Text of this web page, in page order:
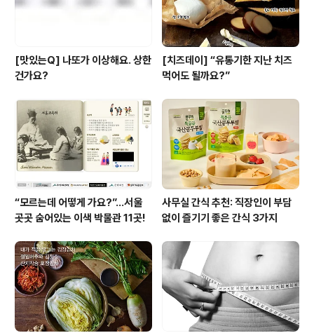
[맛있는Q] 나또가 이상해요. 상한
건가요?
[치즈데이] “유통기한 지난 치즈
먹어도 될까요?”
“모르는데 어떻게 가요?”...서울
곳곳 숨어있는 이색 박물관 11곳!
사무실 간식 추천: 직장인이 부담
없이 즐기기 좋은 간식 3가지